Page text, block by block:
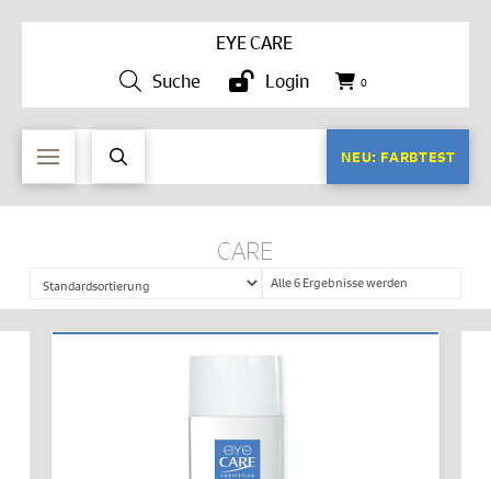
EYE CARE
Suche
Login 0
NEU: FARBTEST
CARE
Alle 6 Ergebnisse werden
angezeigt
IN DEN WARENKORB